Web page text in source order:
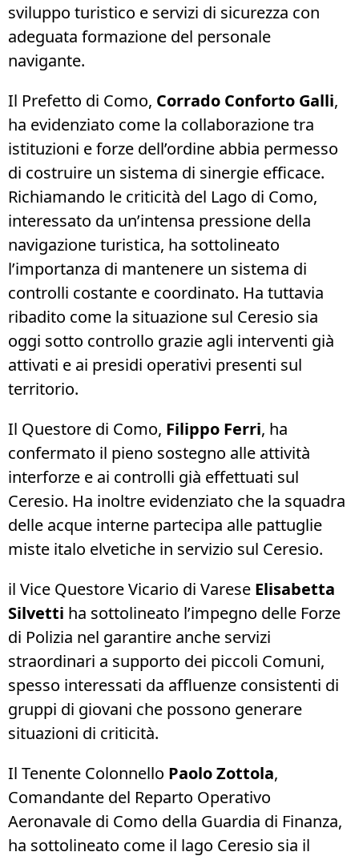
sviluppo turistico e servizi di sicurezza con
adeguata formazione del personale
navigante.
Il Prefetto di Como, Corrado Conforto Galli,
ha evidenziato come la collaborazione tra
istituzioni e forze dell’ordine abbia permesso
di costruire un sistema di sinergie efficace.
Richiamando le criticità del Lago di Como,
interessato da un’intensa pressione della
navigazione turistica, ha sottolineato
l’importanza di mantenere un sistema di
controlli costante e coordinato. Ha tuttavia
ribadito come la situazione sul Ceresio sia
oggi sotto controllo grazie agli interventi già
attivati e ai presidi operativi presenti sul
territorio.
Il Questore di Como, Filippo Ferri, ha
confermato il pieno sostegno alle attività
interforze e ai controlli già effettuati sul
Ceresio. Ha inoltre evidenziato che la squadra
delle acque interne partecipa alle pattuglie
miste italo elvetiche in servizio sul Ceresio.
il Vice Questore Vicario di Varese Elisabetta
Silvetti ha sottolineato l’impegno delle Forze
di Polizia nel garantire anche servizi
straordinari a supporto dei piccoli Comuni,
spesso interessati da affluenze consistenti di
gruppi di giovani che possono generare
situazioni di criticità.
Il Tenente Colonnello Paolo Zottola,
Comandante del Reparto Operativo
Aeronavale di Como della Guardia di Finanza,
ha sottolineato come il lago Ceresio sia il